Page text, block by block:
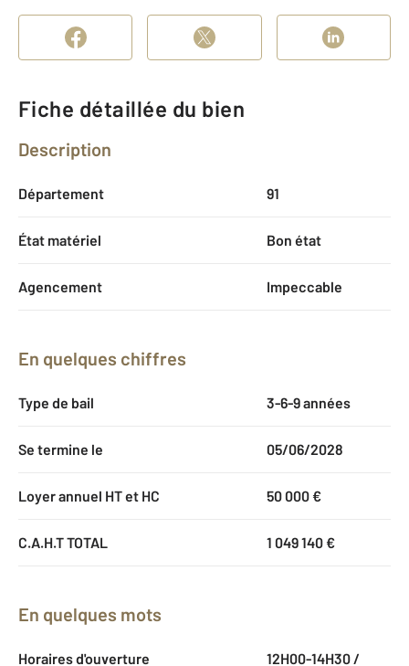
Fiche détaillée du bien
Description
Département 91
État matériel Bon état
Agencement Impeccable
En quelques chiffres
Type de bail 3-6-9 années
Se termine le 05/06/2028
Loyer annuel HT et HC 50 000 €
C.A.H.T TOTAL 1 049 140 €
En quelques mots
Horaires d'ouverture
12H00-14H30 /